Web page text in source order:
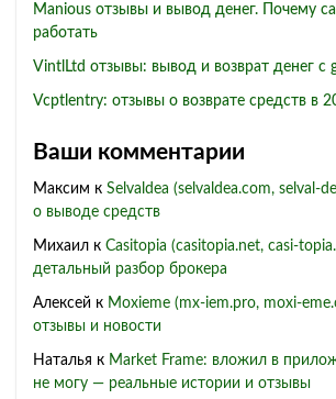
Manious отзывы и вывод денег. Почему
работать
VintlLtd отзывы: вывод и возврат денег с
Vcptlentry: отзывы о возврате средств в
Ваши комментарии
Максим к Selvaldea (selvaldea.com, selval-
о выводе средств
Михаил к Casitopia (casitopia.net, casi-
детальный разбор брокера
Алексей к Moxieme (mx-iem.pro, moxi-
отзывы и новости
Наталья к Market Frame: вложил в
не могу — реальные истории и отзывы